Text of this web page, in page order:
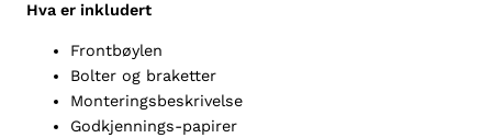
0
Hva er inkludert
Frontbøylen
Bolter og braketter
Monteringsbeskrivelse
Godkjennings-papirer